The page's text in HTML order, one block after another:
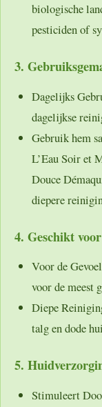
biologische
pesticiden of
3.
Dagelijks
dagelijkse
Gebruik hem
L’Eau Soir et
Douce
diepere
4. Geschikt
Voor de
voor de meest
Diepe
talg en dode
5.
Stimuleert